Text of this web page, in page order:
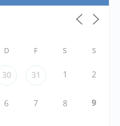
D F S S
30 31 1 2
6 7 8 9